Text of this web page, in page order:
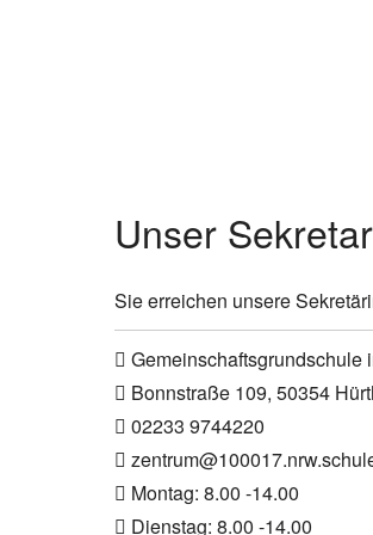
Unser
Sie erreichen unsere
Gemeinschaftsgrundschule
Bonnstraße 109, 50354
02233 9744220
Montag: 8.00 -14.00
Dienstag: 8.00 -14.00